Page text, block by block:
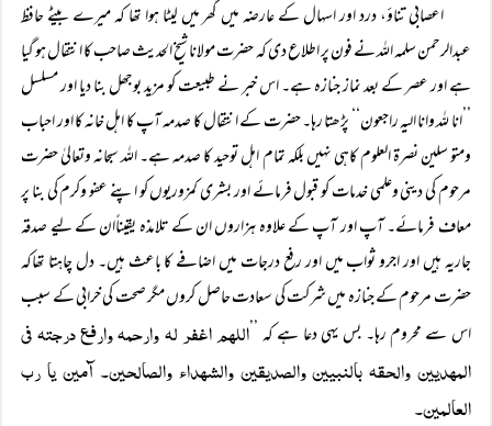
اعصابی تناؤ، درد اور اسہال کے عارضہ میں گھر میں لیٹا ہوا تھا کہ میرے بیٹے حافظ
عبدالرحمن سلمہ اللہ نے فون پر اطلاع دی کہ حضرت مولانا شیخ الحدیث صاحب کا انتقال ہو گیا
ہے اور عصر کے بعد نماز جنازہ ہے۔ اس خبر نے طبیعت کو مزید بوجھل بنا دیا اور مسلسل
’’انا للہ وانا الیہ راجعون‘‘ پڑھتا رہا۔ حضرت کے انتقال کا صدمہ آپ کا اہل خانہ کا اور احباب
ومتو سلین نصرۃ العلوم کاہی نہیں بلکہ تمام اہل توحید کا صدمہ ہے۔ اللہ سبحانہ وتعالیٰ حضرت
مرحوم کی دینی وعلمی خدمات کو قبول فرمائے اور بشری کمزوریوں کو اپنے عفو وکرم کی بنا پر
معاف فرمائے۔ آپ اور آپ کے علاوہ ہزاروں ان کے تلامذہ یقیناًان کے لیے صدقہ
جاریہ ہیں اور اجرو ثواب میں اور رفع درجات میں اضافے کا باعث ہیں۔ دل چاہتا تھاکہ
حضرت مرحوم کے جنازہ میں شرکت کی سعادت حاصل کروں مگر صحت کی خرابی کے سبب
اس سے محروم رہا۔ بس یہی دعا ہے کہ ’’ اللھم اغفر لہ وارحمہ وارفع درجتہ فی
المہدیین والحقہ بالنبیین والصدیقین والشہداء والصالحین۔ آمین یا رب
العالمین۔